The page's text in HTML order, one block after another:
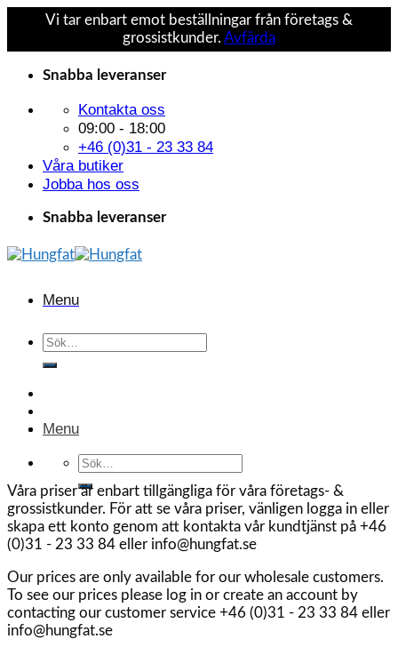
Vi tar enbart emot beställningar från företags &
grossistkunder. Avfärda
Snabba leveranser
Kontakta oss
09:00 - 18:00
+46 (0)31 - 23 33 84
Våra butiker
Jobba hos oss
Snabba leveranser
Menu
Sök
Sök
Menu
Våra priser är enbart tillgängliga för våra företags- &
grossistkunder. För att se våra priser, vänligen logga in eller
skapa ett konto genom att kontakta vår kundtjänst på +46
(0)31 - 23 33 84 eller info@hungfat.se
Our prices are only available for our wholesale customers.
To see our prices please log in or create an account by
contacting our customer service +46 (0)31 - 23 33 84 eller
info@hungfat.se